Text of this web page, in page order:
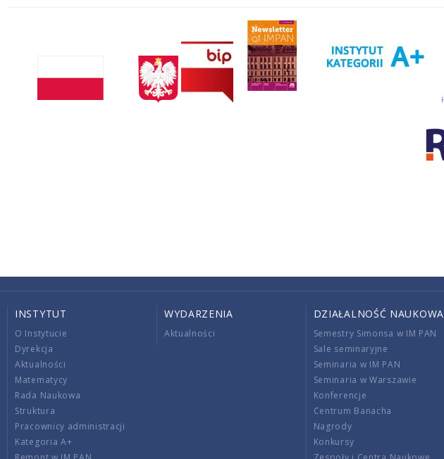
INSTYTUT
O Instytucie
Dyrekcja
Aktualności
Matematycy
Rada Naukowa
Struktura
Pracownicy administracji
Kategoria A+
WYDARZENIA
Aktualności
DZIAŁALNOŚĆ NAUKOWA
Semestry Simonsa w IM PAN
Sale seminaryjne
Seminaria w IM PAN
Seminaria w Warszawie
Konferencje
Centrum Banacha
Nagrody
Konkursy